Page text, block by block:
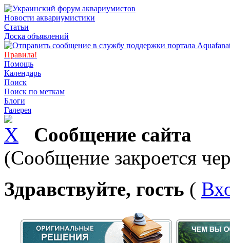
Новости аквариумистики
Статьи
Доска объявлений
Правила!
Помощь
Календарь
Поиск
Поиск по меткам
Блоги
Галерея
Сообщение сайта
(Сообщение закроется
Здравствуйте, гость (